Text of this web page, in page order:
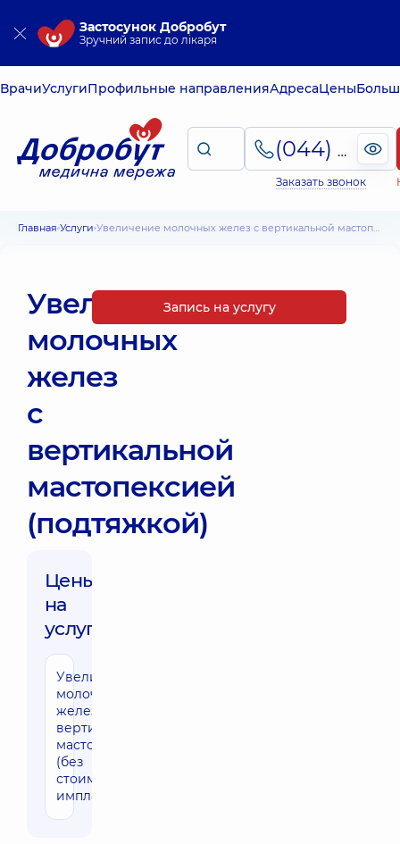
Застосунок Добробут
Зручний запис до лікаря
ВрачиУслугиПрофильные направленияАдресаЦены
(044) 495-2-888
Заказать звонок
Главная Услуги Увеличение молочных желез с вертикальной мастопексией (подтяжкой)
Увеличение
молочных
желез
с
вертикальной
мастопексией
(подтяжкой)
Цены
на
услуги:
Увеличение
молочных
желез с
вертикальной
мастопексией
(без
стоимости
имплантов)
Запись на услугу